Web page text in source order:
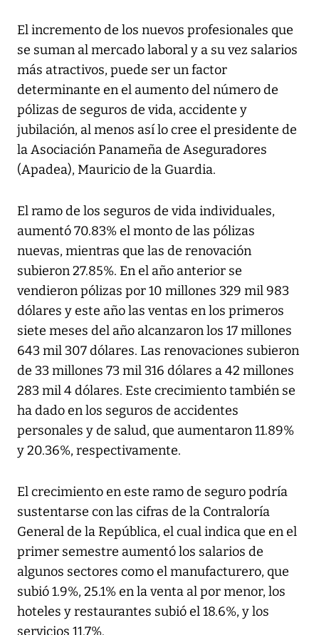
El incremento de los nuevos profesionales que
se suman al mercado laboral y a su vez salarios
más atractivos, puede ser un factor
determinante en el aumento del número de
pólizas de seguros de vida, accidente y
jubilación, al menos así lo cree el presidente de
la Asociación Panameña de Aseguradores
(Apadea), Mauricio de la Guardia.
El ramo de los seguros de vida individuales,
aumentó 70.83% el monto de las pólizas
nuevas, mientras que las de renovación
subieron 27.85%. En el año anterior se
vendieron pólizas por 10 millones 329 mil 983
dólares y este año las ventas en los primeros
siete meses del año alcanzaron los 17 millones
643 mil 307 dólares. Las renovaciones subieron
de 33 millones 73 mil 316 dólares a 42 millones
283 mil 4 dólares. Este crecimiento también se
ha dado en los seguros de accidentes
personales y de salud, que aumentaron 11.89%
y 20.36%, respectivamente.
El crecimiento en este ramo de seguro podría
sustentarse con las cifras de la Contraloría
General de la República, el cual indica que en el
primer semestre aumentó los salarios de
algunos sectores como el manufacturero, que
subió 1.9%, 25.1% en la venta al por menor, los
hoteles y restaurantes subió el 18.6%, y los
servicios 11.7%.